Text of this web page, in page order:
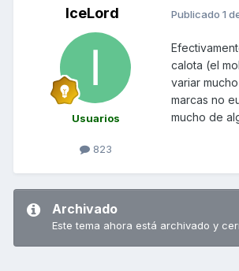
IceLord
Usuarios
823
Publicado 1
calota (el
variar
marcas no
mucho de
Archivado
Este tema ahora está archivado y